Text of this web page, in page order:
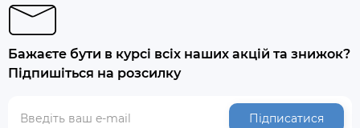
Бажаєте бути в курсі всіх наших акцій та знижок?
Підпишіться на розсилку
Підписатися